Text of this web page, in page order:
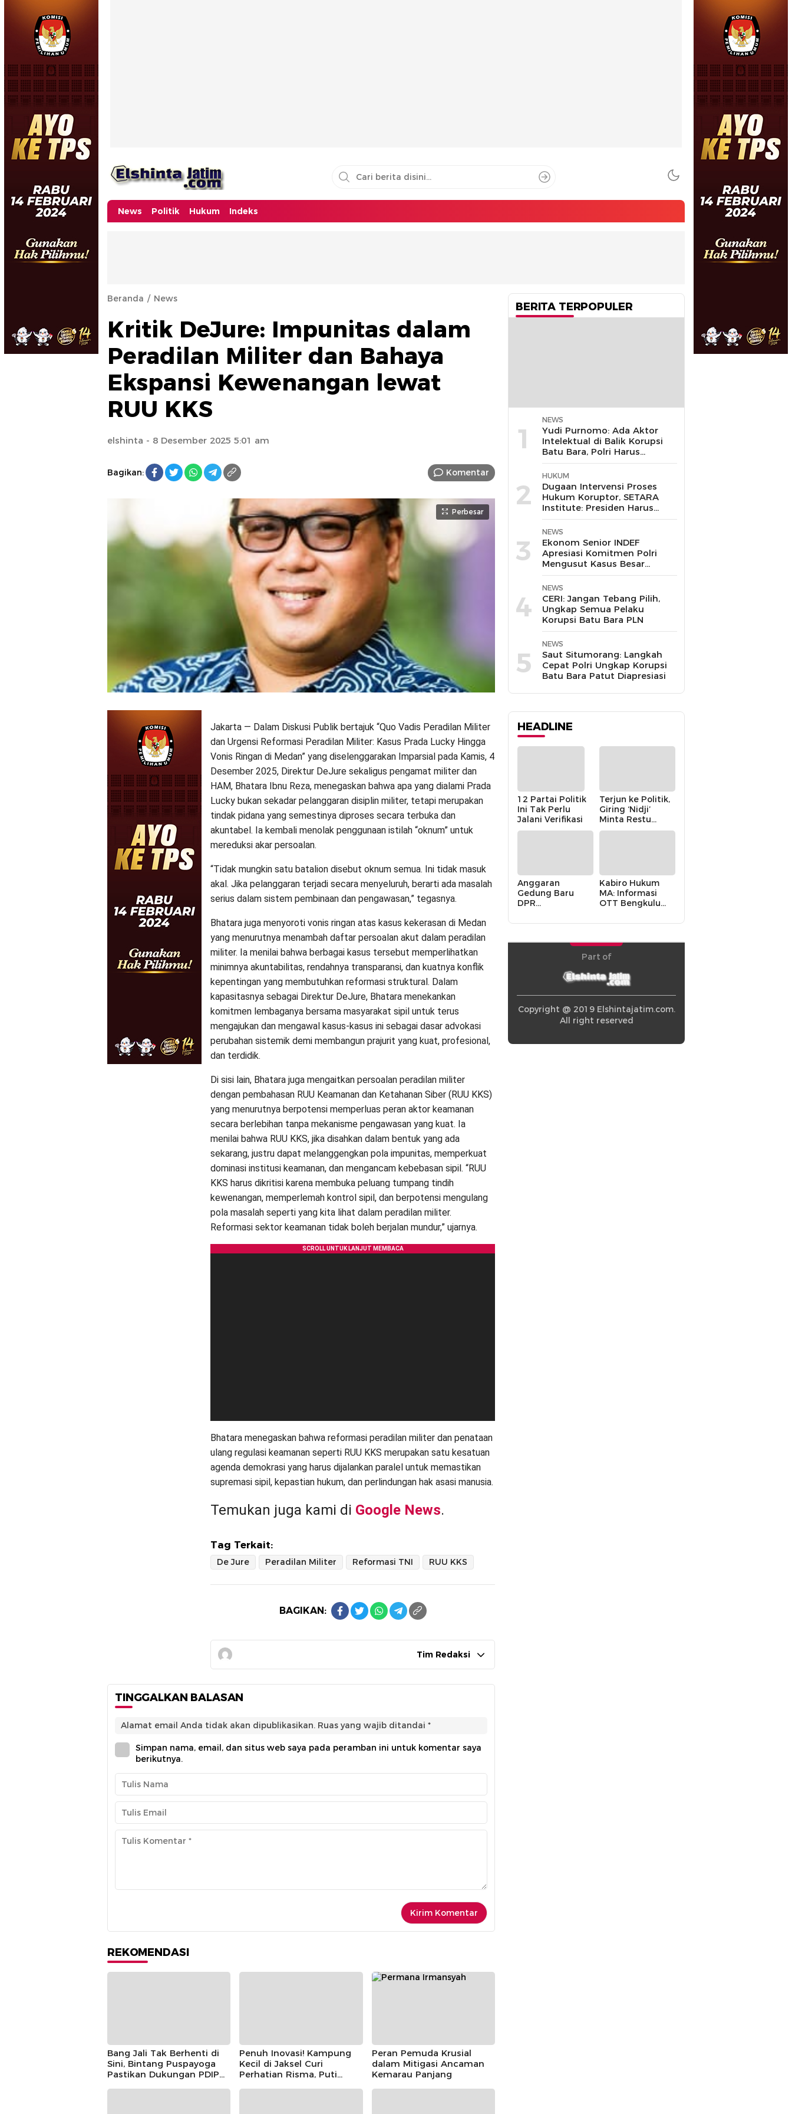
News Politik Hukum Indeks
Beranda News
Kritik DeJure: Impunitas dalam
Peradilan Militer dan Bahaya
Ekspansi Kewenangan lewat
RUU KKS
elshinta - 8 Desember 2025 5:01 am
Bagikan: Komentar
Perbesar
Jakarta — Dalam Diskusi Publik bertajuk “Quo Vadis Peradilan Militer
dan Urgensi Reformasi Peradilan Militer: Kasus Prada Lucky Hingga
Vonis Ringan di Medan” yang diselenggarakan Imparsial pada Kamis, 4
Desember 2025, Direktur DeJure sekaligus pengamat militer dan
HAM, Bhatara Ibnu Reza, menegaskan bahwa apa yang dialami Prada
Lucky bukan sekadar pelanggaran disiplin militer, tetapi merupakan
tindak pidana yang semestinya diproses secara terbuka dan
akuntabel. Ia kembali menolak penggunaan istilah “oknum” untuk
mereduksi akar persoalan.
“Tidak mungkin satu batalion disebut oknum semua. Ini tidak masuk
akal. Jika pelanggaran terjadi secara menyeluruh, berarti ada masalah
serius dalam sistem pembinaan dan pengawasan,” tegasnya.
Bhatara juga menyoroti vonis ringan atas kasus kekerasan di Medan
yang menurutnya menambah daftar persoalan akut dalam peradilan
militer. Ia menilai bahwa berbagai kasus tersebut memperlihatkan
minimnya akuntabilitas, rendahnya transparansi, dan kuatnya konflik
kepentingan yang membutuhkan reformasi struktural. Dalam
kapasitasnya sebagai Direktur DeJure, Bhatara menekankan
komitmen lembaganya bersama masyarakat sipil untuk terus
mengajukan dan mengawal kasus-kasus ini sebagai dasar advokasi
perubahan sistemik demi membangun prajurit yang kuat, profesional,
dan terdidik.
Di sisi lain, Bhatara juga mengaitkan persoalan peradilan militer
dengan pembahasan RUU Keamanan dan Ketahanan Siber (RUU KKS)
yang menurutnya berpotensi memperluas peran aktor keamanan
secara berlebihan tanpa mekanisme pengawasan yang kuat. Ia
menilai bahwa RUU KKS, jika disahkan dalam bentuk yang ada
sekarang, justru dapat melanggengkan pola impunitas, memperkuat
dominasi institusi keamanan, dan mengancam kebebasan sipil. “RUU
KKS harus dikritisi karena membuka peluang tumpang tindih
kewenangan, memperlemah kontrol sipil, dan berpotensi mengulang
pola masalah seperti yang kita lihat dalam peradilan militer.
Reformasi sektor keamanan tidak boleh berjalan mundur,” ujarnya.
Bhatara menegaskan bahwa reformasi peradilan militer dan penataan
ulang regulasi keamanan seperti RUU KKS merupakan satu kesatuan
agenda demokrasi yang harus dijalankan paralel untuk memastikan
supremasi sipil, kepastian hukum, dan perlindungan hak asasi manusia.
Temukan juga kami di Google News.
Tag Terkait:
De Jure Peradilan Militer Reformasi TNI RUU KKS
BAGIKAN:
Tim Redaksi
TINGGALKAN BALASAN
Alamat email Anda tidak akan dipublikasikan. Ruas yang wajib ditandai *
Simpan nama, email, dan situs web saya pada peramban ini untuk komentar saya
berikutnya.
REKOMENDASI
Bang Jali Tak Berhenti di
Sini, Bintang Puspayoga
Pastikan Dukungan PDIP
Penuh Inovasi! Kampung
Kecil di Jaksel Curi
Perhatian Risma, Puti
Peran Pemuda Krusial
dalam Mitigasi Ancaman
Kemarau Panjang
BERITA TERPOPULER
1
NEWS
Yudi Purnomo: Ada Aktor
Intelektual di Balik Korupsi
Batu Bara, Polri Harus
Bongkar
2
HUKUM
Dugaan Intervensi Proses
Hukum Koruptor, SETARA
Institute: Presiden Harus
Pastikan TNI Tak
Disalahgunakan
3
NEWS
Ekonom Senior INDEF
Apresiasi Komitmen Polri
Mengusut Kasus Besar
hingga Tuntas
4
NEWS
CERI: Jangan Tebang Pilih,
Ungkap Semua Pelaku
Korupsi Batu Bara PLN
5
NEWS
Saut Situmorang: Langkah
Cepat Polri Ungkap Korupsi
Batu Bara Patut Diapresiasi
HEADLINE
12 Partai Politik
Ini Tak Perlu
Jalani Verifikasi
Terjun ke Politik,
Giring ‘Nidji’
Minta Restu
Keluarga
Anggaran
Gedung Baru
DPR
Cair karena
Budi” Pemerintah
Kabiro Hukum
MA: Informasi
OTT Bengkulu
Internal MA
Part of
Copyright @ 2019 Elshintajatim.com.
All right reserved